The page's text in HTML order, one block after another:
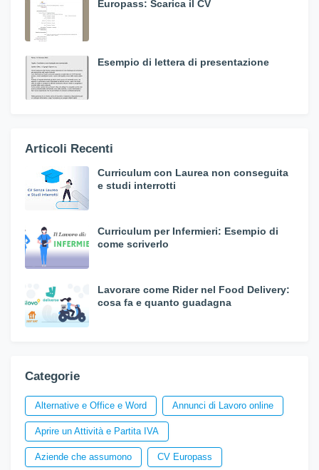
Europass: Scarica il CV
Esempio di lettera di presentazione
Articoli Recenti
Curriculum con Laurea non conseguita
e studi interrotti
Curriculum per Infermieri: Esempio di
come scriverlo
Lavorare come Rider nel Food Delivery:
cosa fa e quanto guadagna
Categorie
Alternative e Office e Word Annunci di Lavoro online
Aprire un Attività e Partita IVA
Aziende che assumono CV Europass